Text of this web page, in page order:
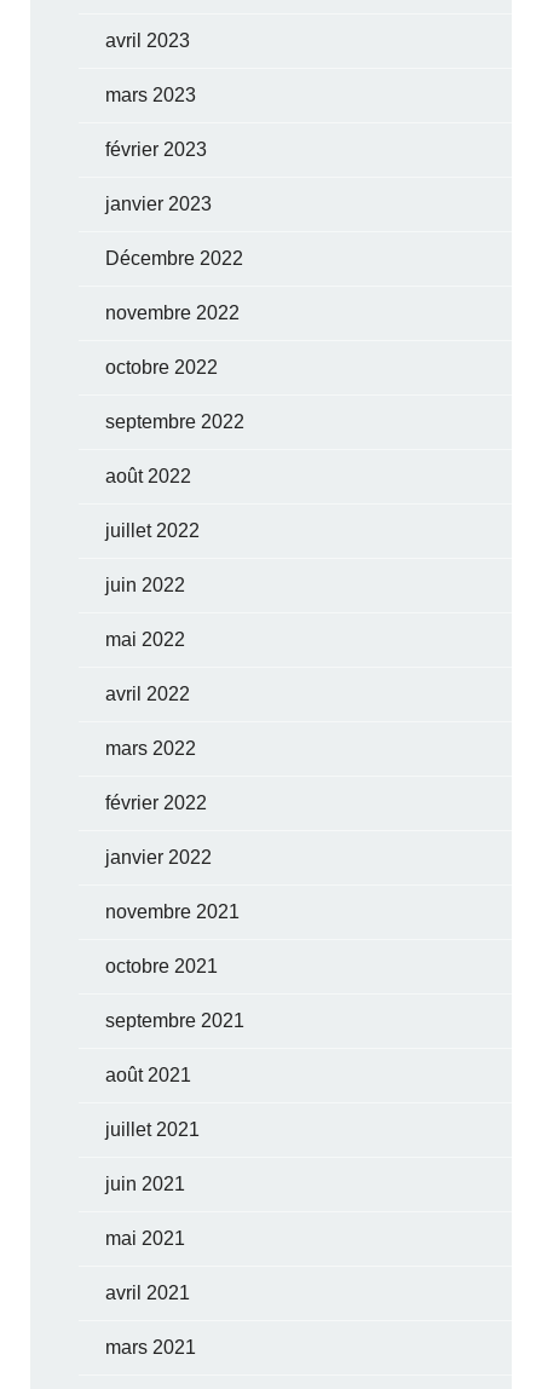
avril 2023
mars 2023
février 2023
janvier 2023
Décembre 2022
novembre 2022
octobre 2022
septembre 2022
août 2022
juillet 2022
juin 2022
mai 2022
avril 2022
mars 2022
février 2022
janvier 2022
novembre 2021
octobre 2021
septembre 2021
août 2021
juillet 2021
juin 2021
mai 2021
avril 2021
mars 2021